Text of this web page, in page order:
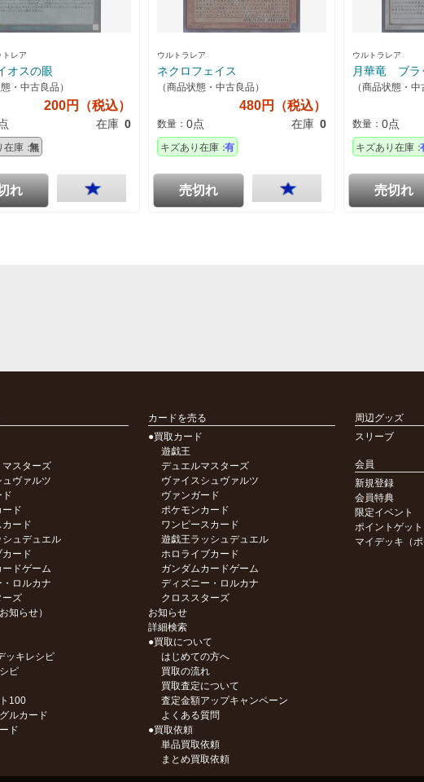
トレア
オスの眼
態・中古良品）
200円（税込）
在庫 0
在庫：無
れ
ウルトラレア
ネクロフェイス
（商品状態・中古良品）
480円（税込）
数量： 0点 在庫 0
キズあり在庫：有
売切れ
ウルトラレア
月華竜 ブラ
（商品状態・
数量： 0点
キズあり在庫：
売切れ
スターズ
ヴァルツ
ド
ード
カード
ュデュエル
カード
ドゲーム
ロルカナ
ーズ
知らせ）
ッキレシピ
ピ
100
ルカード
ド
カードを売る
●買取カード
遊戯王
デュエルマスターズ
ヴァイスシュヴァルツ
ヴァンガード
ポケモンカード
ワンピースカード
遊戯王ラッシュデュエル
ホロライブカード
ガンダムカードゲーム
ディズニー・ロルカナ
クロススターズ
お知らせ
詳細検索
●買取について
はじめての方へ
買取の流れ
買取査定について
査定金額アップキャンペーン
よくある質問
●買取依頼
単品買取依頼
まとめ買取依頼
周辺グッズ
スリーブ
会員
新規登録
会員特典
限定イベント
ポイントゲッ
マイデッキ（